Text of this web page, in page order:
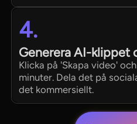
4.
Generera AI-klippet
Klicka på 'Skapa video'
minuter. Dela det på
det kommersiellt.